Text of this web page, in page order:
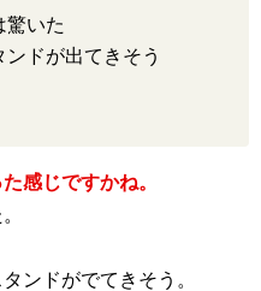
驚いた
ドが出てきそう
感じですかね。
ンドがでてきそう。